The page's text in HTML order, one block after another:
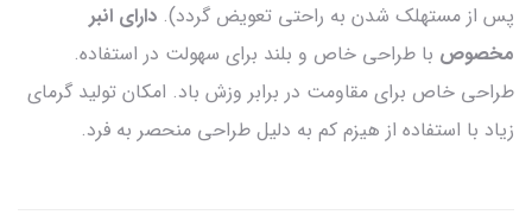
پس از مستهلک شدن به راحتی تعویض گردد). دارای انبر
مخصوص با طراحی خاص و بلند برای سهولت در استفاده.
طراحی خاص برای مقاومت در برابر وزش باد. امکان تولید گرمای
زیاد با استفاده از هیزم کم به دلیل طراحی منحصر به فرد.